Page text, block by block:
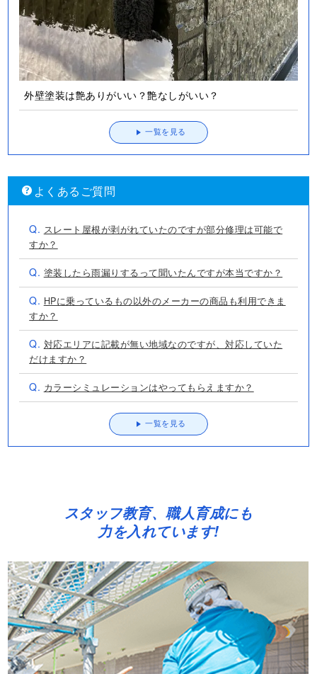
外壁塗装は艶ありがいい？艶なしがいい？
一覧を見る
よくあるご質問
Q. スレート屋根が剥がれていたのですが部分修理は可能で
すか？
Q. 塗装したら雨漏りするって聞いたんですが本当ですか？
Q. HPに乗っているもの以外のメーカーの商品も利用できま
すか？
Q. 対応エリアに記載が無い地域なのですが、対応していた
だけますか？
Q. カラーシミュレーションはやってもらえますか？
一覧を見る
スタッフ教育、職人育成にも
力を入れています!